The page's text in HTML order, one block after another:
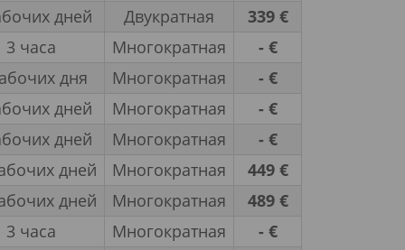
дней
Двукратная
339 €
3 часа
Многократная
- €
дня
Многократная
- €
дней
Многократная
- €
дней
Многократная
- €
дней
Многократная
449 €
дней
Многократная
489 €
3 часа
Многократная
- €